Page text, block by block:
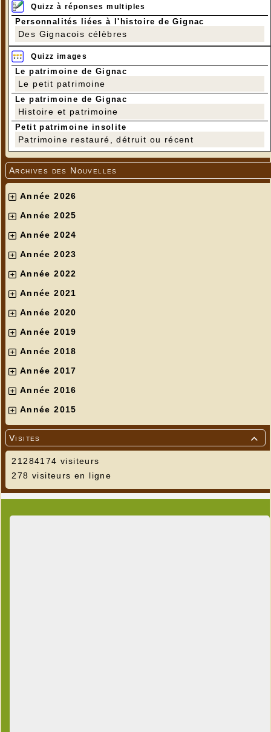
Quizz à réponses multiples
Personnalités liées à l'histoire de Gignac
Des Gignacois célèbres
Quizz images
Le patrimoine de Gignac
Le petit patrimoine
Le patrimoine de Gignac
Histoire et patrimoine
Petit patrimoine insolite
Patrimoine restauré, détruit ou récent
Archives des Nouvelles
Année 2026
Année 2025
Année 2024
Année 2023
Année 2022
Année 2021
Année 2020
Année 2019
Année 2018
Année 2017
Année 2016
Année 2015

Visites
21284174 visiteurs
278 visiteurs en ligne